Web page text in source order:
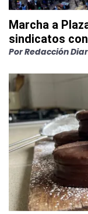
Marcha a
sindicatos
PorRedacción